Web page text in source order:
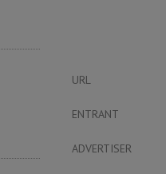
URL
ENTRANT
ADVERTISER